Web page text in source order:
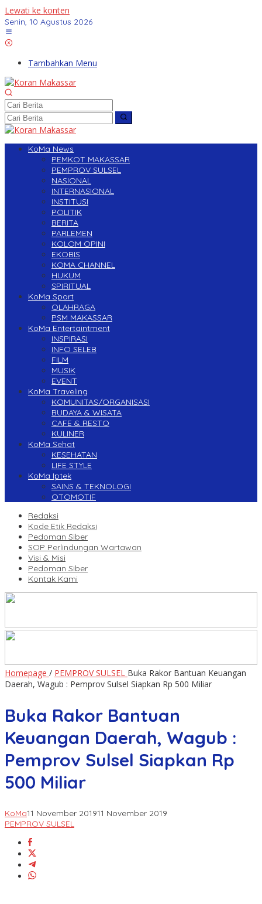
Lewati ke konten
Senin, 10 Agustus 2026
Tambahkan Menu
KoMa News
PEMKOT MAKASSAR
PEMPROV SULSEL
NASIONAL
INTERNASIONAL
INSTITUSI
POLITIK
BERITA
PARLEMEN
KOLOM OPINI
EKOBIS
KOMA CHANNEL
HUKUM
SPIRITUAL
KoMa Sport
OLAHRAGA
PSM MAKASSAR
KoMa Entertaintment
INSPIRASI
INFO SELEB
FILM
MUSIK
EVENT
KoMa Traveling
KOMUNITAS/ORGANISASI
BUDAYA & WISATA
CAFE & RESTO
KULINER
KoMa Sehat
KESEHATAN
LIFE STYLE
KoMa Iptek
SAINS & TEKNOLOGI
OTOMOTIF
Redaksi
Kode Etik Redaksi
Pedoman Siber
SOP Perlindungan Wartawan
Visi & Misi
Pedoman Siber
Kontak Kami
Homepage / PEMPROV SULSEL Buka Rakor Bantuan Keuangan
Daerah, Wagub : Pemprov Sulsel Siapkan Rp 500 Miliar
Buka Rakor Bantuan
Keuangan Daerah, Wagub :
Pemprov Sulsel Siapkan Rp
500 Miliar
KoMa11 November 201911 November 2019
PEMPROV SULSEL